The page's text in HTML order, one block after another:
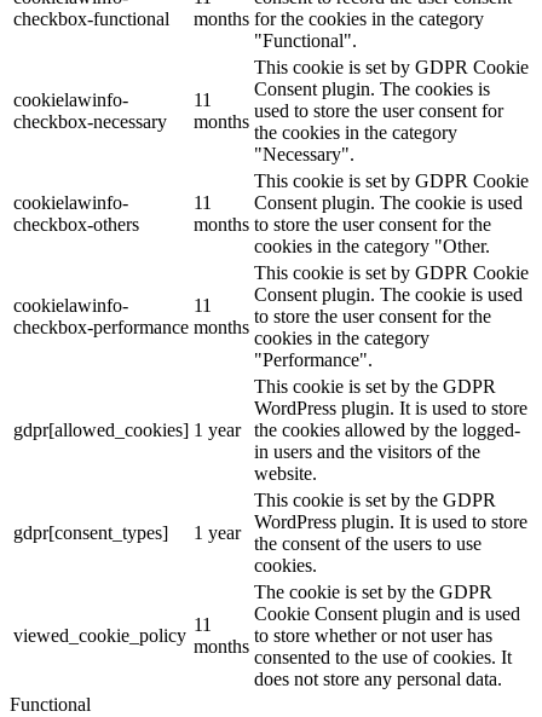
checkbox-functional
months for the cookies in the category
"Functional".
cookielawinfo-
checkbox-necessary
11
months
This cookie is set by GDPR Cookie
Consent plugin. The cookies is
used to store the user consent for
the cookies in the category
"Necessary".
cookielawinfo-
checkbox-others
11
months
This cookie is set by GDPR Cookie
Consent plugin. The cookie is used
to store the user consent for the
cookies in the category "Other.
cookielawinfo-
checkbox-performance
11
months
This cookie is set by GDPR Cookie
Consent plugin. The cookie is used
to store the user consent for the
cookies in the category
"Performance".
gdpr[allowed_cookies] 1 year
This cookie is set by the GDPR
WordPress plugin. It is used to store
the cookies allowed by the logged-
in users and the visitors of the
website.
gdpr[consent_types] 1 year
This cookie is set by the GDPR
WordPress plugin. It is used to store
the consent of the users to use
cookies.
viewed_cookie_policy
11
months
The cookie is set by the GDPR
Cookie Consent plugin and is used
to store whether or not user has
consented to the use of cookies. It
does not store any personal data.
Functional